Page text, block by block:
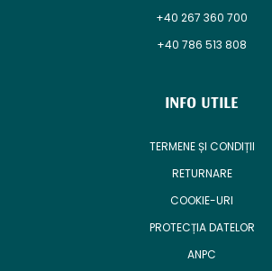
+40 267 360 700
+40 786 513 808
INFO UTILE
TERMENE ȘI CONDIȚII
RETURNARE
COOKIE-URI
PROTECȚIA DATELOR
ANPC